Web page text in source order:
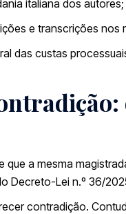
italiana dos autores;
e transcrições nos
das custas
a mesma
Decreto-Lei n.º 36/
contradição.